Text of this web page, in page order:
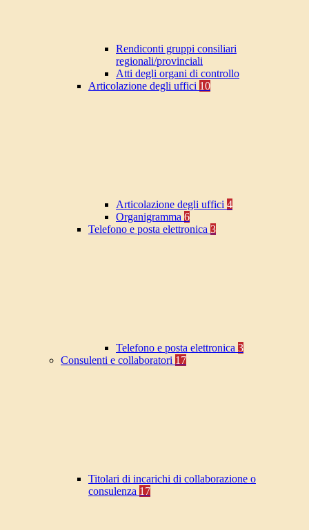
Rendiconti gruppi consiliari
regionali/provinciali
Atti degli organi di controllo
Articolazione degli uffici 10
Articolazione degli uffici 4
Organigramma 6
Telefono e posta elettronica 3
Telefono e posta elettronica 3
Consulenti e collaboratori 17
Titolari di incarichi di collaborazione o
consulenza 17